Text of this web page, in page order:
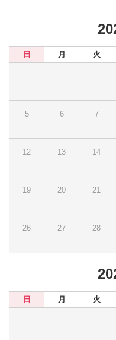
日 月 火
5 6 7
12 13 14
19 20 21
26 27 28
日 月 火